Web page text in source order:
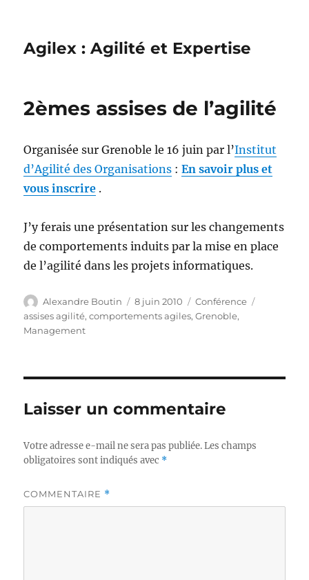
Agilex : Agilité et Expertise
2èmes assises de l’agilité
Organisée sur Grenoble le 16 juin par l’Institut
d’Agilité des Organisations :En savoir plus et
vous inscrire .
J’y ferais une présentation sur les changements
de comportements induits par la mise en place
de l’agilité dans les projets informatiques.
Auteur
Alexandre Boutin
Publié
le
8 juin 2010 Catégories
Conférence
assises agilité,comportements agiles,Grenoble,
Management
Laisser un commentaire
Votre adresse e-mail ne sera pas publiée. Les champs
obligatoires sont indiqués avec *
COMMENTAIRE *